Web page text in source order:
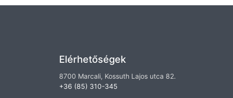
Elérhetőségek
8700 Marcali, Kossuth Lajos utca 82.
+36 (85) 310-345